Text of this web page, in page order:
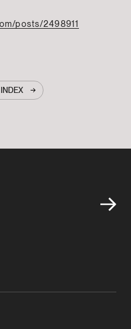
posts/2498911